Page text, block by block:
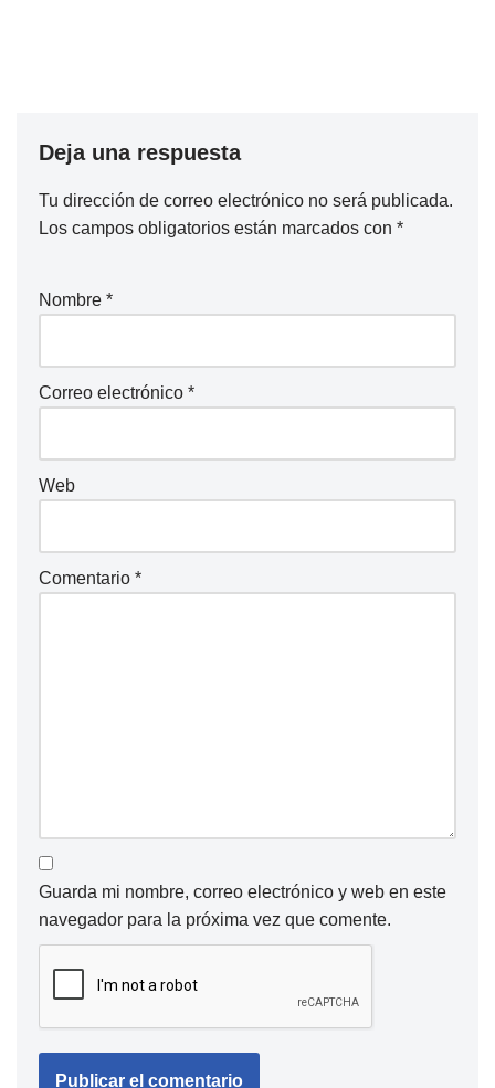
Deja una respuesta
Tu dirección de correo electrónico no será publicada.
Los campos obligatorios están marcados con *
Nombre *
Correo electrónico *
Web
Comentario *
Guarda mi nombre, correo electrónico y web en este
navegador para la próxima vez que comente.